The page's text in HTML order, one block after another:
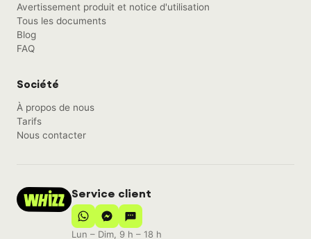
Avertissement produit et notice d'utilisation
Tous les documents
Blog
FAQ
Société
À propos de nous
Tarifs
Nous contacter
Service client
Lun – Dim, 9 h – 18 h